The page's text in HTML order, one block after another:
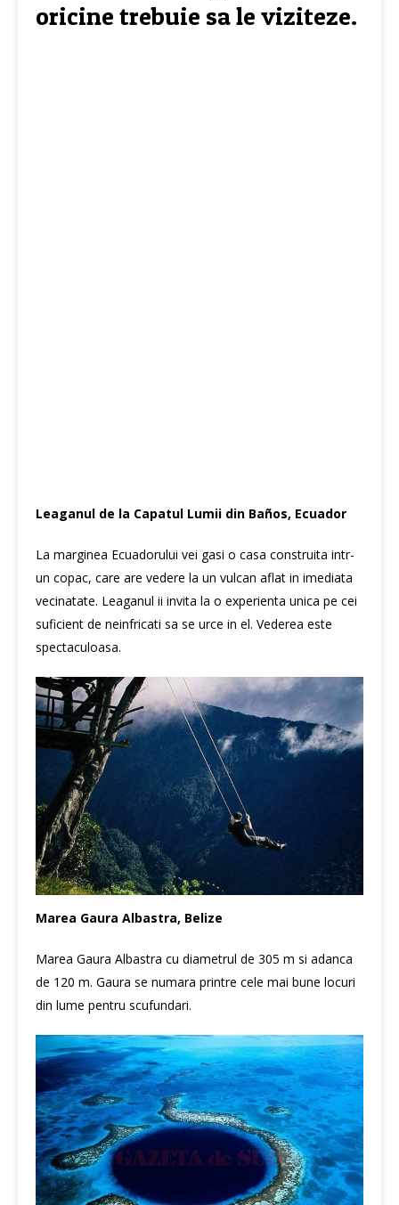
oricine trebuie sa le viziteze.
Leaganul de la Capatul Lumii din Baños, Ecuador
La marginea Ecuadorului vei gasi o casa construita intr-
un copac, care are vedere la un vulcan aflat in imediata
vecinatate. Leaganul ii invita la o experienta unica pe cei
suficient de neinfricati sa se urce in el. Vederea este
spectaculoasa.
Marea Gaura Albastra, Belize
Marea Gaura Albastra cu diametrul de 305 m si adanca
de 120 m. Gaura se numara printre cele mai bune locuri
din lume pentru scufundari.